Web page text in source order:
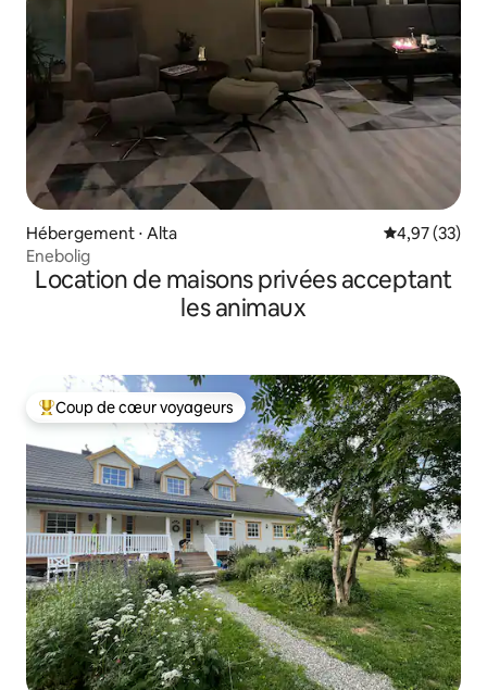
Hébergement ⋅ Alta Évaluation
4,97 (33)
Enebolig
Location de maisons privées acceptant
les animaux
Coups de cœur voyageurs les plus appréciés
Coup de cœur voyageurs